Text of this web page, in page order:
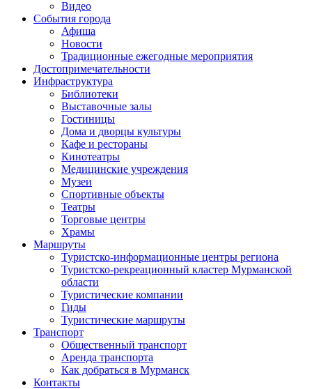
Видео
События города
Афиша
Новости
Традиционные ежегодные мероприятия
Достопримечательности
Инфраструктура
Библиотеки
Выставочные залы
Гостиницы
Дома и дворцы культуры
Кафе и рестораны
Кинотеатры
Медицинские учреждения
Музеи
Спортивные объекты
Театры
Торговые центры
Храмы
Маршруты
Туристско-информационные центры региона
Туристско-рекреационный кластер Мурманской
области
Туристические компании
Гиды
Туристические маршруты
Транспорт
Общественный транспорт
Аренда транспорта
Как добраться в Мурманск
Контакты